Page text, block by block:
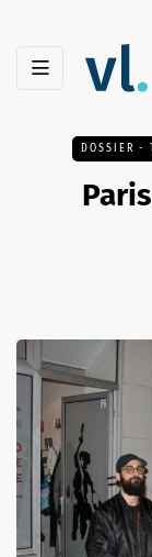
DOSSIER -